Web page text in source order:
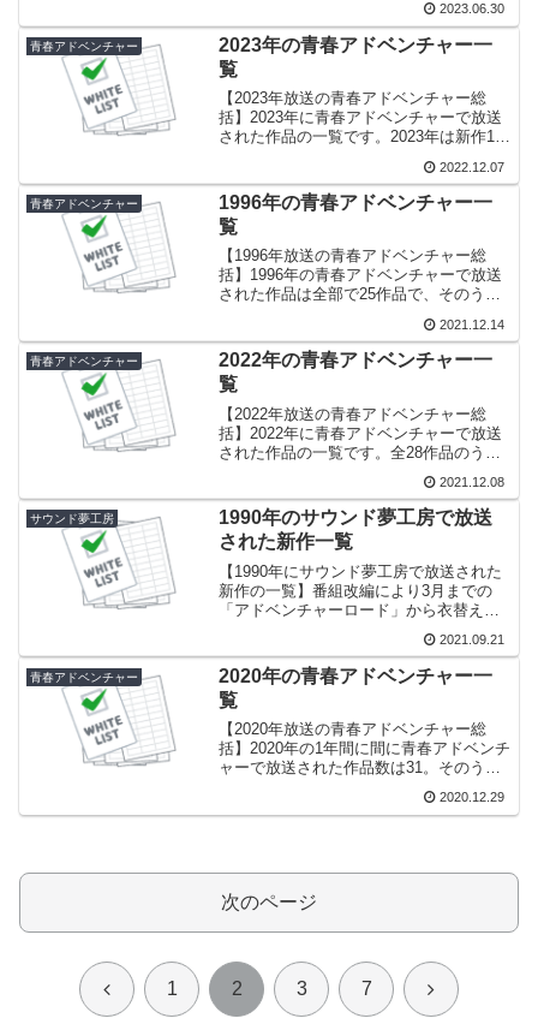
一覧です。1991年の新作一覧1990年は年
間を通じて番組名が「サウンド夢工
房」...
2023.06.30
青春アドベンチャー
2023年の青春アドベンチャー一
覧
【2023年放送の青春アドベンチャー総
括】2023年に青春アドベンチャーで放送
された作品の一覧です。2023年は新作14
拮抗した年でした。新作の放送回数が少
なかった新作のうち5作品が全5回の短い
作品で、...
2022.12.07
青春アドベンチャー
1996年の青春アドベンチャー一
覧
【1996年放送の青春アドベンチャー総
括】1996年の青春アドベンチャーで放送
された作品は全部で25作品で、そのうち
とおりです。1996年の作品一覧№放送日
作品名格付*11/4～1/12 (7回)ロ...
2021.12.14
青春アドベンチャー
2022年の青春アドベンチャー一
覧
【2022年放送の青春アドベンチャー総
括】2022年に青春アドベンチャーで放送
された作品の一覧です。全28作品のうち
もあったため新作の放送回数は145回と平
均的ですが、17作品は多めです。スタッ
フの皆...
2021.12.08
サウンド夢工房
1990年のサウンド夢工房で放送
された新作一覧
【1990年にサウンド夢工房で放送された
新作の一覧】番組改編により3月までの
「アドベンチャーロード」から衣替え
（1990年4月～12月）の新作一覧です。
短い期間だが作品数は多い9か月間と短期
間であるにも関...
2021.09.21
青春アドベンチャー
2020年の青春アドベンチャー一
覧
【2020年放送の青春アドベンチャー総
括】2020年の1年間に間に青春アドベンチ
ャーで放送された作品数は31。そのうち
新作の数は全14作品・150回でした。新作
の作品数は2012年以来の少なさですが、
2020.12.29
次のページ
前 1 2 3 7 次